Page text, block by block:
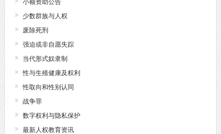
少数群族与人权
废除死刑
强迫或非自愿失踪
当代形式奴隶制
性与生殖健康及权利
性取向和性别认同
战争罪
数字权利与隐私保护
最新人权教育资讯